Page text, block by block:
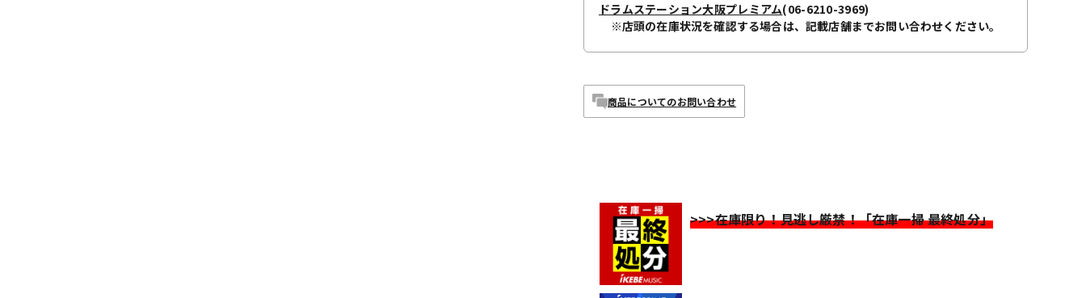
ドラムステーション大阪プレミアム(06-6210-3969)
※店頭の在庫状況を確認する場合は、記載店舗までお問い合わせください。
商品についてのお問い合わせ
>>>在庫限り！見逃し厳禁！「在庫一掃 最終処分」